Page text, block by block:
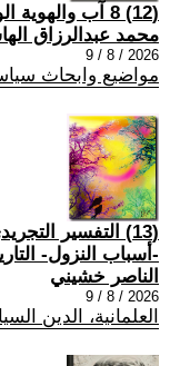
(12) 8 آب والهوية الوطنية
محمد عبدالرزاق
2026 / 8 / 9
مواضيع وابحاث
(13) التفسير
-أسباب النزول-
الناصر خشيني
2026 / 8 / 9
العلمانية، الدين